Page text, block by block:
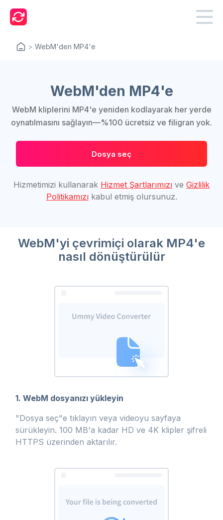
> WebM'den MP4'e
WebM'den MP4'e
WebM kliplerini MP4'e yeniden kodlayarak her yerde
oynatılmasını sağlayın—%100 ücretsiz ve filigran yok.
Dosya seç
Hizmetimizi kullanarak Hizmet Şartlarımızı ve Gizlilik
Politikamızıkabul etmiş olursunuz.
WebM'yi çevrimiçi olarak MP4'e
nasıl dönüştürülür
1. WebM dosyanızı yükleyin
"Dosya seç"e tıklayın veya videoyu sayfaya
sürükleyin. 100 MB'a kadar HD ve 4K klipler şifreli
HTTPS üzerinden aktarılır.